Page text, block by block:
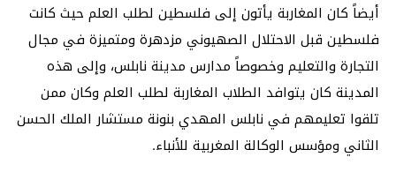
أيضاً كان المغاربة يأتون إلى فلسطين لطلب العلم حيث كانت
فلسطين قبل الاحتلال الصهيوني مزدهرة ومتميزة في مجال
التجارة والتعليم وخصوصاً مدارس مدينة نابلس، وإلى هذه
المدينة كان يتوافد الطلاب المغاربة لطلب العلم وكان ممن
تلقوا تعليمهم في نابلس المهدي بنونة مستشار الملك الحسن
الثاني ومؤسس الوكالة المغربية للأنباء.